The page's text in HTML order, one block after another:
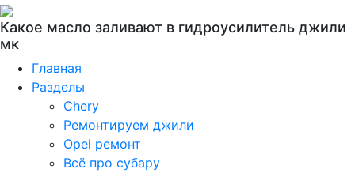
Какое масло заливают в гидроусилитель джили
мк
Главная
Разделы
Chery
Ремонтируем джили
Opel ремонт
Всё про субару